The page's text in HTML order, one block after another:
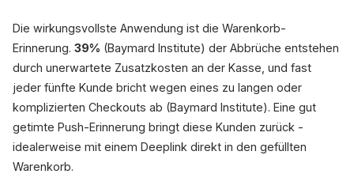
Die wirkungsvollste Anwendung ist die Warenkorb-
Erinnerung. 39% (Baymard Institute) der Abbrüche entstehen
durch unerwartete Zusatzkosten an der Kasse, und fast
jeder fünfte Kunde bricht wegen eines zu langen oder
komplizierten Checkouts ab (Baymard Institute). Eine gut
getimte Push-Erinnerung bringt diese Kunden zurück -
idealerweise mit einem Deeplink direkt in den gefüllten
Warenkorb.